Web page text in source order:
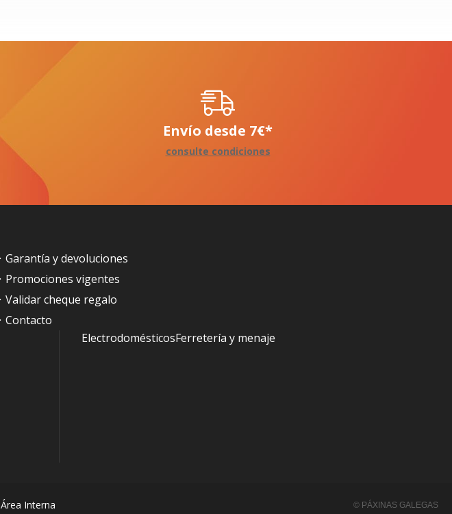
Envío desde 7€*
consulte condiciones
Garantía y devoluciones
Promociones vigentes
Validar cheque regalo
Contacto
ElectrodomésticosFerretería y menaje
Área Interna © PÁXINAS GALEGAS